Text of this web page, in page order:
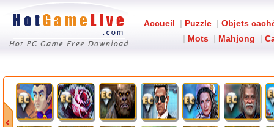
Accueil | Puzzle | Objets
| Mots | Mahjong |